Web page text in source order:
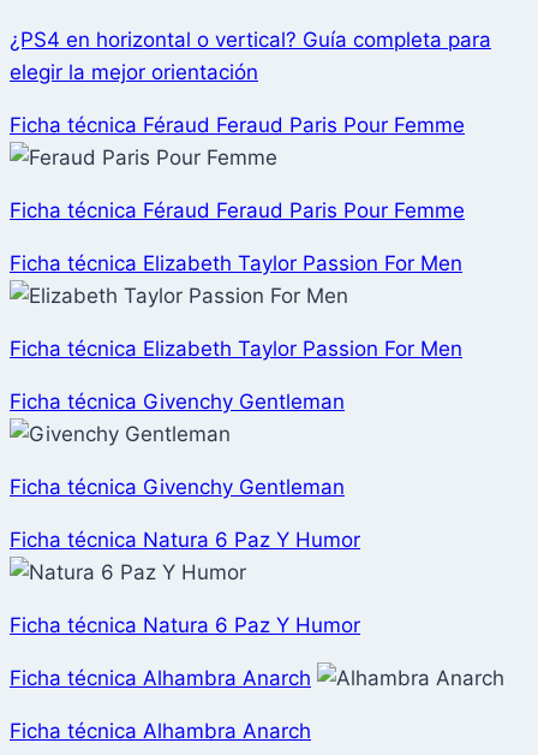
¿PS4 en horizontal o vertical? Guía completa para
elegir la mejor orientación
Ficha técnica Féraud Feraud Paris Pour Femme
Ficha técnica Féraud Feraud Paris Pour Femme
Ficha técnica Elizabeth Taylor Passion For Men
Ficha técnica Elizabeth Taylor Passion For Men
Ficha técnica Givenchy Gentleman
Ficha técnica Givenchy Gentleman
Ficha técnica Natura 6 Paz Y Humor
Ficha técnica Natura 6 Paz Y Humor
Ficha técnica Alhambra Anarch
Ficha técnica Alhambra Anarch